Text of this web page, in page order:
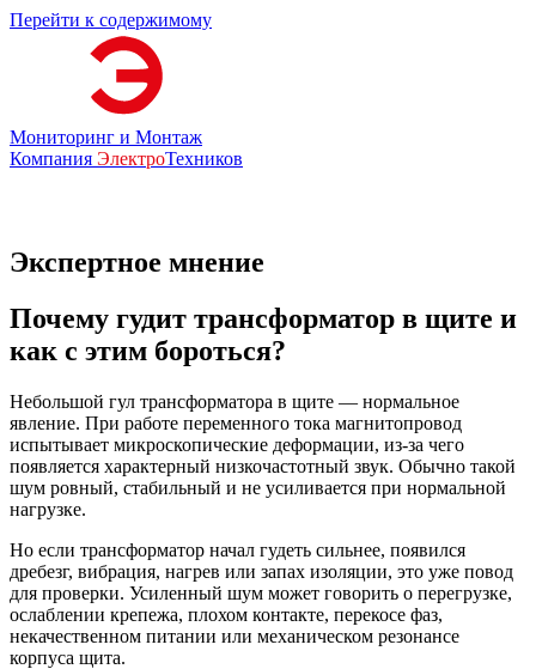
Перейти к содержимому
Мониторинг и Монтаж
Компания ЭлектроТехников
Экспертное мнение
Почему гудит трансформатор в щите и
как с этим бороться?
Небольшой гул трансформатора в щите — нормальное
явление. При работе переменного тока магнитопровод
испытывает микроскопические деформации, из-за чего
появляется характерный низкочастотный звук. Обычно такой
шум ровный, стабильный и не усиливается при нормальной
нагрузке.
Но если трансформатор начал гудеть сильнее, появился
дребезг, вибрация, нагрев или запах изоляции, это уже повод
для проверки. Усиленный шум может говорить о перегрузке,
ослаблении крепежа, плохом контакте, перекосе фаз,
некачественном питании или механическом резонансе
корпуса щита.